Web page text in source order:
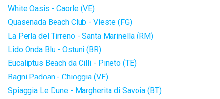
White Oasis - Caorle (VE)
Quasenada Beach Club - Vieste (FG)
La Perla del Tirreno - Santa Marinella (RM)
Lido Onda Blu - Ostuni (BR)
Eucaliptus Beach da Cilli - Pineto (TE)
Bagni Padoan - Chioggia (VE)
Spiaggia Le Dune - Margherita di Savoia (BT)